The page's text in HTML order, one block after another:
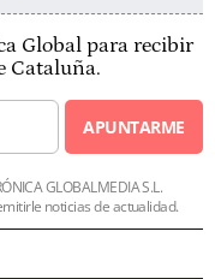
Global para recibir
Cataluña.
APUNTARME
GLOBALMEDIA S.L.
noticias de actualidad.